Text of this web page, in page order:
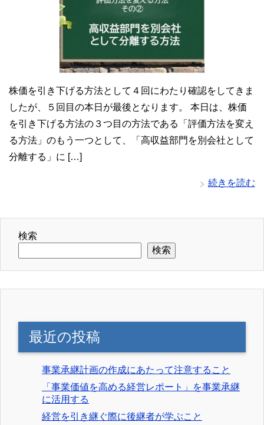
株価を引き下げる方法として４回にわたり確認をしてきま
したが、５回目の本日が最後となります。 本日は、株価
を引き下げる方法の３つ目の方法である「評価方法を変え
る方法」のもう一つとして、「高収益部門を別会社として
分離する」に […]
続きを読む
検索
検索
最近の投稿
事業承継計画の作成にあたって注意すること
「事業価値を高める経営レポート」を事業承継
に活用する
経営を引き継ぐ際に後継者が学ぶこと